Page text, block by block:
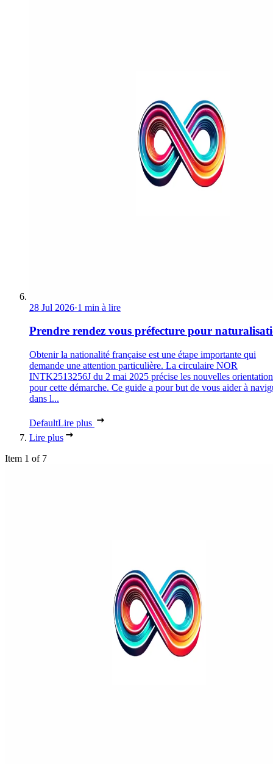
28 Jul 2026·1 min à lire
Prendre rendez vous préfecture pour
Obtenir la nationalité française est une étape importante qui
demande une attention particulière. La circulaire NOR
INTK2513256J du 2 mai 2025 précise les nouvelles
pour cette démarche. Ce guide a pour but de vous aider à
dans l...
DefaultLire plus
Lire plus
Item 1 of 7